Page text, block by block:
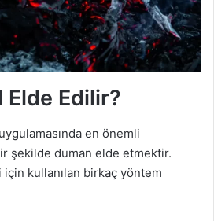
Elde Edilir?
en önemli
şekilde duman elde etmektir.
için kullanılan birkaç yöntem